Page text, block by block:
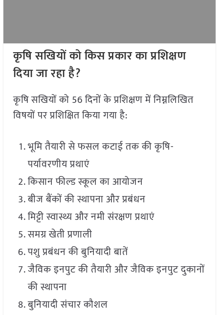
कृषि सखियों को किस प्रकार का प्रशिक्षण
दिया जा रहा है?
कृषि सखियों को 56 दिनों के प्रशिक्षण में निम्नलिखित
विषयों पर प्रशिक्षित किया गया है:
भूमि तैयारी से फसल कटाई तक की कृषि-
पर्यावरणीय प्रथाएं
किसान फील्ड स्कूल का आयोजन
बीज बैंकों की स्थापना और प्रबंधन
मिट्टी स्वास्थ्य और नमी संरक्षण प्रथाएं
समग्र खेती प्रणाली
पशु प्रबंधन की बुनियादी बातें
जैविक इनपुट की तैयारी और जैविक इनपुट दुकानों
की स्थापना
बुनियादी संचार कौशल